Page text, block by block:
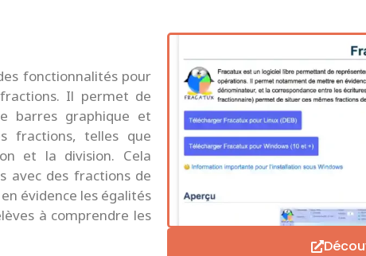
fonctionnalités pour
Il permet de
barres graphique et
fractions, telles que
et la division. Cela
avec des fractions de
évidence les égalités
à comprendre les